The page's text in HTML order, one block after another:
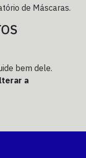
de Máscaras.
bem dele.
a